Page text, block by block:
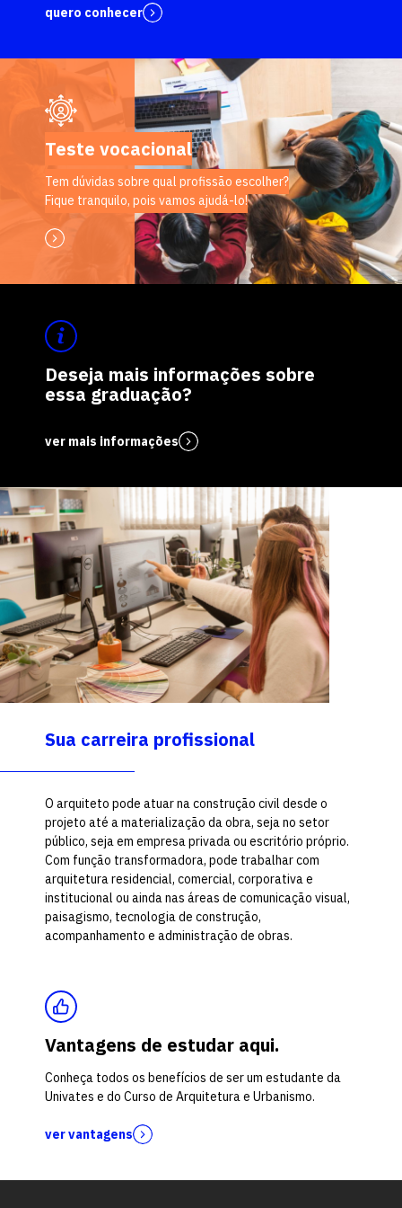
quero conhecer
Teste vocacional
Tem dúvidas sobre qual profissão escolher?
Fique tranquilo, pois vamos ajudá-lo!
Deseja mais informações sobre
essa graduação?
ver mais informações
Sua carreira profissional
O arquiteto pode atuar na construção civil desde o
projeto até a materialização da obra, seja no setor
público, seja em empresa privada ou escritório próprio.
Com função transformadora, pode trabalhar com
arquitetura residencial, comercial, corporativa e
institucional ou ainda nas áreas de comunicação visual,
paisagismo, tecnologia de construção,
acompanhamento e administração de obras.
Vantagens de estudar aqui.
Conheça todos os benefícios de ser um estudante da
Univates e do Curso de Arquitetura e Urbanismo.
ver vantagens